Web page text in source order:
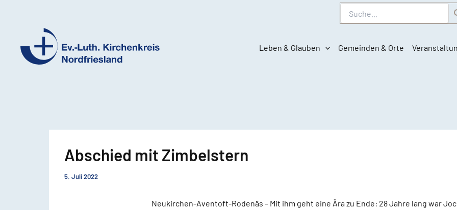
Suche
Ev.-
Leben & Glauben Gemeinden & Orte
Abschied mit Zimbelstern
5. Juli 2022
Neukirchen-Aventoft-Rodenäs – Mit ihm geht eine Ära zu Ende: 28 Jahre lang war